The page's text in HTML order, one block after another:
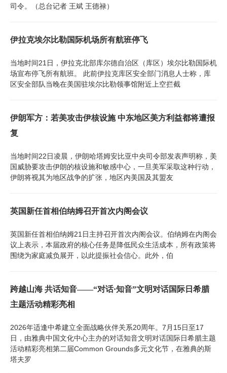
司令。（总台记者 王斌 王德禄）
伊拉克埃尔比勒国际机场所有航班停飞
当地时间21日，伊拉克北部库尔德自治区（库区）埃尔比勒国际机
场宣布停飞所有航班。 此前伊拉克库区安全部门消息人士称，库
区安全部队当晚在美国驻埃尔比勒领事馆附近上空拦截
伊朗军方：若美攻击伊核设施 中东地区美方利益都将遭报
复
当地时间22日凌晨，伊朗哈塔姆安比亚中央司令部发表声明称，美
国威胁要攻击伊朗的核设施和敏感中心，一旦美军采取这种行动，
伊朗将视其为地区战争的扩张，地区内美国及其盟友
英国新任首相伯纳姆召开首次内阁会议
英国新任首相伯纳姆21日主持召开首次内阁会议。伯纳姆在内阁会
议上表示，本届政府的核心任务是降低民众生活成本，所有政策将
围绕为家庭减负展开，以此提振社会信心。此外，伯
跨越山海 共话知音——“对话·知音”文明对话国际日希腊
主题活动精彩亮相
2026年适逢中希建立全面战略伙伴关系20周年。7月15日至17
日，由雅典中国文化中心主办的对话知音文明对话国际日希腊主题
活动精彩亮相第二届Common Grounds多元文化节，在雅典的斯
塔夫罗